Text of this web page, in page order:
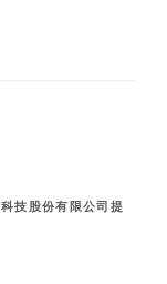
技股份有限公司提